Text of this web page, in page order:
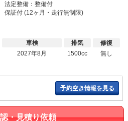
法定整備：整備付
保証付 (12ヶ月・走行無制限)
車検
2027年8月
排気
1500cc
修復
無し
予約空き情報を見る
・見積り依頼